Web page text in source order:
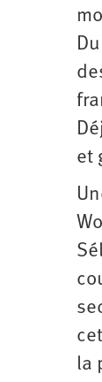
et
la